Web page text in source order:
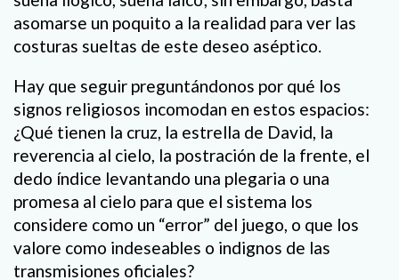
asomarse un poquito a la realidad para ver las
costuras sueltas de este deseo aséptico.
Hay que seguir preguntándonos por qué los
signos religiosos incomodan en estos espacios:
¿Qué tienen la cruz, la estrella de David, la
reverencia al cielo, la postración de la frente, el
dedo índice levantando una plegaria o una
promesa al cielo para que el sistema los
considere como un “error” del juego, o que los
valore como indeseables o indignos de las
transmisiones oficiales?